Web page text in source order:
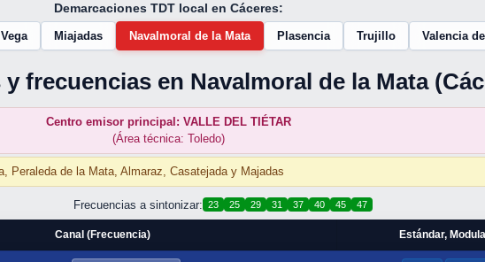
Demarcaciones TDT local en Cáceres:
Miajadas Navalmoral de la Mata Plasencia Trujillo Valencia
frecuencias en Navalmoral de la Mata
Centro emisor principal: VALLE DEL TIÉTAR
(Área técnica: Toledo)
Peraleda de la Mata, Almaraz, Casatejada y Majadas
Frecuencias a sintonizar: 23 25 29 31 37 40 45 47
Canal (Frecuencia) Estándar,